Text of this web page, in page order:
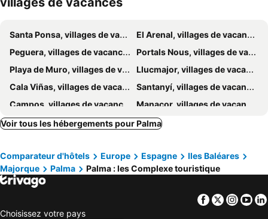
Santa Ponsa, villages de vacances
El Arenal, villages de vacances
Peguera, villages de vacances
Portals Nous, villages de vacances
Playa de Muro, villages de vacances
Llucmajor, villages de vacances
Cala Viñas, villages de vacances
Santanyí, villages de vacances
Campos, villages de vacances
Manacor, villages de vacances
Palmanova, villages de vacances
Ariany, villages de vacances
Voir tous les hébergements pour Palma
Comparateur d'hôtels Europe Espagne
Iles Baléares
Majorque
Palma Palma : les Complexe touristique
Facebook
Twitter
Choisissez votre pays